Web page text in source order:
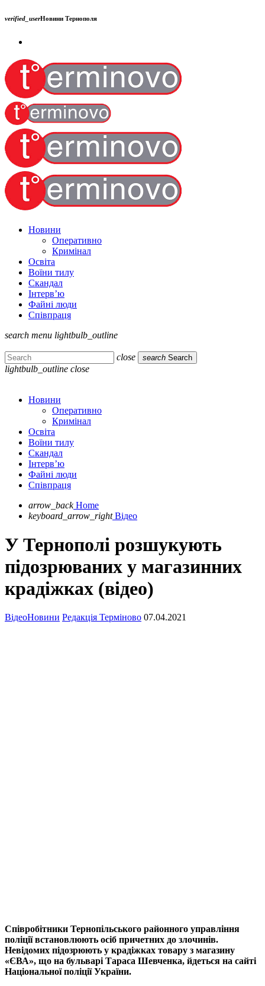
verified_userНовини Тернополя
Новини
Оперативно
Кримінал
Освіта
Воїни тилу
Скандал
Інтерв’ю
Файні люди
Співпраця
search menu lightbulb_outline
close search Search
lightbulb_outline close
Новини
Оперативно
Кримінал
Освіта
Воїни тилу
Скандал
Інтерв’ю
Файні люди
Співпраця
arrow_back Home
keyboard_arrow_right Відео
У Тернополі розшукують
підозрюваних у магазинних
крадіжках (відео)
ВідеоНовини Редакція Терміново 07.04.2021
Співробітники Тернопільського районного управління
поліції встановлюють осіб причетних до злочинів.
Невідомих підозрюють у крадіжках товару з магазину
«ЄВА», що на бульварі Тараса Шевченка, йдеться на сайті
Національної поліції України.